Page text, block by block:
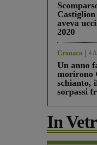
aveva
2020
Cronaca 4
Un anno
morirono
schianto,
sorpassi
In